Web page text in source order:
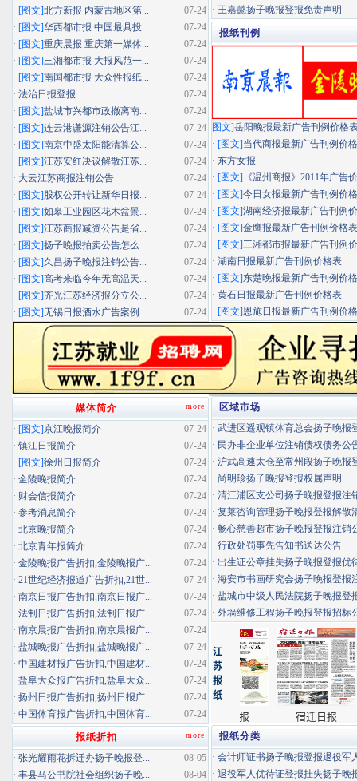
· 王嘉懿扬子晚报登报免责声明
报纸刊例
图文]岳阳晚报最新广告刊例价格
· [图文]当代商报最新广告刊例价
· 东方女报
· [图文] 《温州商报》2011年广告
· [图文]今日女报最新广告刊例价
· [图文]湖南经济报最新广告刊例
· [图文]金鹰报最新广告刊例价格表
· [图文]三湘都市报最新广告刊例
· 湖南日报最新广告刊例价格表
· [图文]东楚晚报最新广告刊例价
· 黄石日报最新广告刊例价格表
· [图文]恩施日报最新广告刊例价
07-24
· [图文]北方新报 内蒙古地区第...
07-24
· [图文]华西都市报 中国最具投...
07-24
· [图文]重庆晨报 重庆第一媒体...
07-24
· [图文]三湘都市报 大报风范一...
07-24
· [图文]南国都市报 大众性报纸...
07-24
· 法治日报登报
07-24
· [图文]盐城市兴都市政撤离南...
07-24
· [图文]连云港谦源注销公告江...
07-24
· [图文]南京中盛太阳能清算公...
07-24
· [图文]江苏安红决议解散江苏...
07-24
· 大云江苏商报注销公告
07-24
· [图文]股权公开转让新华日报...
07-24
· [图文]如皋工业园区花木盆景...
07-24
· [图文]江苏商报减资公告是省...
07-24
· [图文]扬子晚报拍卖公告怎么...
07-24
· [图文]久昌扬子晚报注销公告...
07-24
· [图文]高考来临今年无高温天...
07-24
· [图文]齐光江苏经济报分立公...
07-24
· [图文]无锡日报酒水广告案例...
区域市场
· 武进区遥观镇体育总会扬子晚报
· 民办非企业单位注销债权债务公
· 沪武高速太仓至常州段扬子晚报
· 尚明珍扬子晚报登报权属声明
· 清江浦区支公司扬子晚报登报注
· 复莱咨询管理扬子晚报登报解散
· 畅心慈善超市扬子晚报登报注销
· 行政处罚事先告知书送达公告
· 出生证公章挂失扬子晚报登报优
· 海安市书画研究会扬子晚报登报
· 盐城市中级人民法院扬子晚报登
· 外墙维修工程扬子晚报登报招标
报纸分类
· 会计师证书扬子晚报登报退役军
· 退役军人优待证登报挂失扬子晚
more
媒体简介
07-24
· [图文]京江晚报简介
07-24
· 镇江日报简介
07-24
· [图文]徐州日报简介
07-24
· 金陵晚报简介
07-24
· 财会信报简介
07-24
· 参考消息简介
07-24
· 北京晚报简介
07-24
· 北京青年报简介
07-24
· 金陵晚报广告折扣,金陵晚报广...
07-24
· 21世纪经济报道广告折扣,21世...
07-24
· 南京日报广告折扣,南京日报广...
07-24
· 法制日报广告折扣,法制日报广...
07-24
· 南京晨报广告折扣,南京晨报广...
07-24
· 盐城晚报广告折扣,盐城晚报广...
07-24
· 中国建材报广告折扣,中国建材...
07-24
· 盐阜大众报广告折扣,盐阜大众...
07-24
· 扬州日报广告折扣,扬州日报广...
07-24
· 中国体育报广告折扣,中国体育...
more
报纸折扣
08-05
· 张光耀雨花拆迁办扬子晚报登...
08-04
· 丰县马公书院社会组织扬子晚...